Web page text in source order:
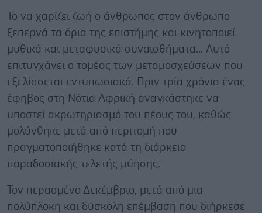
Το να χαρίζει ζωή ο άνθρωπος στον άνθρωπο
ξεπερνά τα όρια της επιστήμης και κινητοποιεί
μυθικά και μεταφυσικά συναισθήματα... Αυτό
επιτυγχάνει ο τομέας των μεταμοσχεύσεων που
εξελίσσεται εντυπωσιακά. Πριν τρία χρόνια ένας
έφηβος στη Νότια Αφρική αναγκάστηκε να
υποστεί ακρωτηριασμό του πέους του, καθώς
μολύνθηκε μετά από περιτομή που
πραγματοποιήθηκε κατά τη διάρκεια
παραδοσιακής τελετής μύησης.
Τον περασμένο Δεκέμβριο, μετά από μια
πολύπλοκη και δύσκολη επέμβαση που διήρκεσε